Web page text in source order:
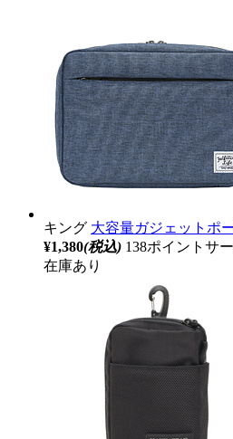
キング 大容量ガジェットポ
¥1,380(税込) 138ポイントサ
在庫あり